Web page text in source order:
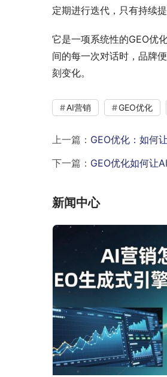
定期进行迭代，只有持续
它是一项系统性的GEO优
间的每一次对话时，品牌
刻变化。
AI营销 GEO优化
上一篇： GEO优化：如何
下一篇： GEO优化如何让
新闻中心